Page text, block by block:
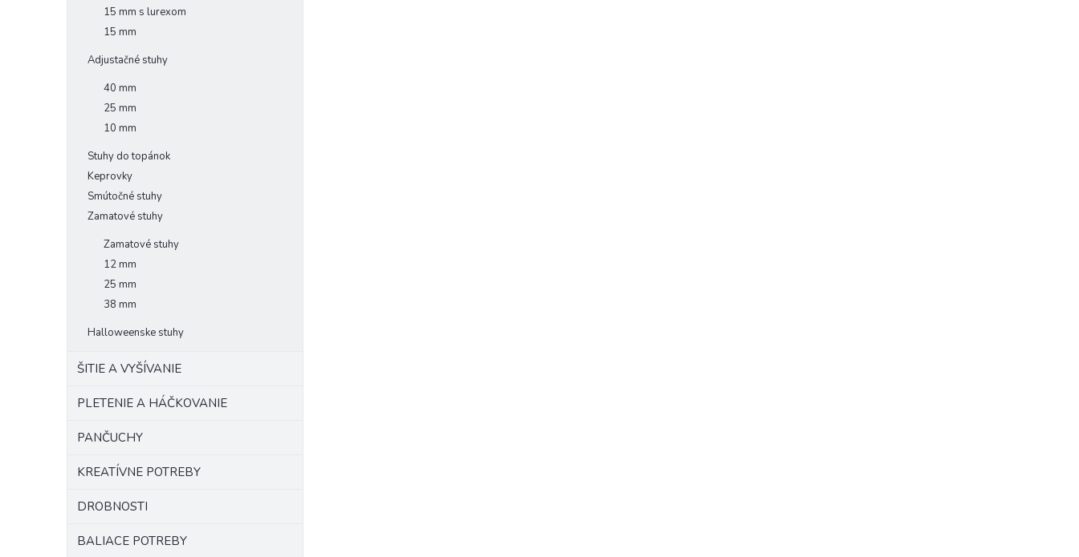
15 mm s lurexom
15 mm
Adjustačné stuhy
40 mm
25 mm
10 mm
Stuhy do topánok
Keprovky
Smútočné stuhy
Zamatové stuhy
Zamatové stuhy
12 mm
25 mm
38 mm
Halloweenske stuhy
ŠITIE A VYŠÍVANIE
PLETENIE A HÁČKOVANIE
PANČUCHY
KREATÍVNE POTREBY
DROBNOSTI
BALIACE POTREBY